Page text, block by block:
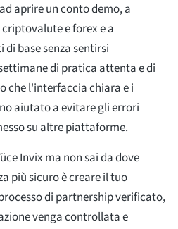
aprire un conto demo, a
e forex e a
base senza sentirsi
di pratica attenta e di
che l'interfaccia chiara e i
aiutato a evitare gli errori
su altre piattaforme.
Invix ma non sai da dove
più sicuro è creare il tuo
di partnership verificato,
venga controllata e